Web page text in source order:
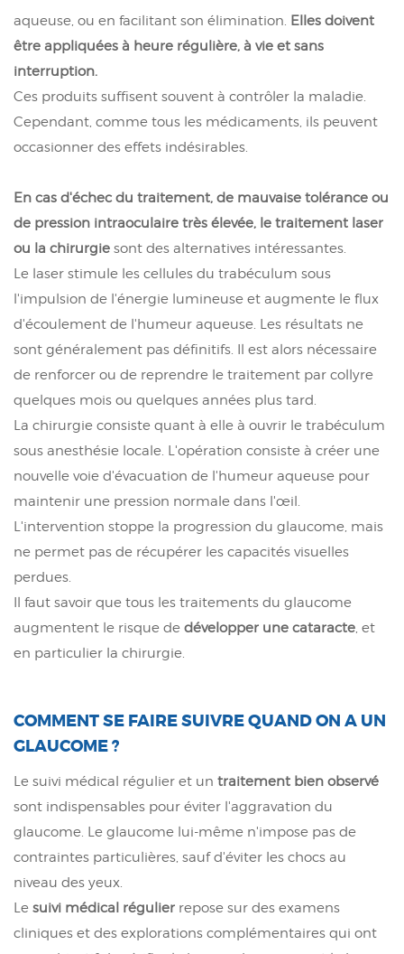
aqueuse, ou en facilitant son élimination. Elles doivent
être appliquées à heure régulière, à vie et sans
interruption.
Ces produits suffisent souvent à contrôler la maladie.
Cependant, comme tous les médicaments, ils peuvent
occasionner des effets indésirables.
En cas d'échec du traitement, de mauvaise tolérance ou
de pression intraoculaire très élevée, le traitement laser
ou la chirurgie sont des alternatives intéressantes.
Le laser stimule les cellules du trabéculum sous
l'impulsion de l'énergie lumineuse et augmente le flux
d'écoulement de l'humeur aqueuse. Les résultats ne
sont généralement pas définitifs. Il est alors nécessaire
de renforcer ou de reprendre le traitement par collyre
quelques mois ou quelques années plus tard.
La chirurgie consiste quant à elle à ouvrir le trabéculum
sous anesthésie locale. L'opération consiste à créer une
nouvelle voie d'évacuation de l'humeur aqueuse pour
maintenir une pression normale dans l'œil.
L'intervention stoppe la progression du glaucome, mais
ne permet pas de récupérer les capacités visuelles
perdues.
Il faut savoir que tous les traitements du glaucome
augmentent le risque de développer une cataracte, et
en particulier la chirurgie.
COMMENT SE FAIRE SUIVRE QUAND ON A UN
GLAUCOME ?
Le suivi médical régulier et un traitement bien observé
sont indispensables pour éviter l'aggravation du
glaucome. Le glaucome lui-même n'impose pas de
contraintes particulières, sauf d'éviter les chocs au
niveau des yeux.
Le suivi médical régulier repose sur des examens
cliniques et des explorations complémentaires qui ont